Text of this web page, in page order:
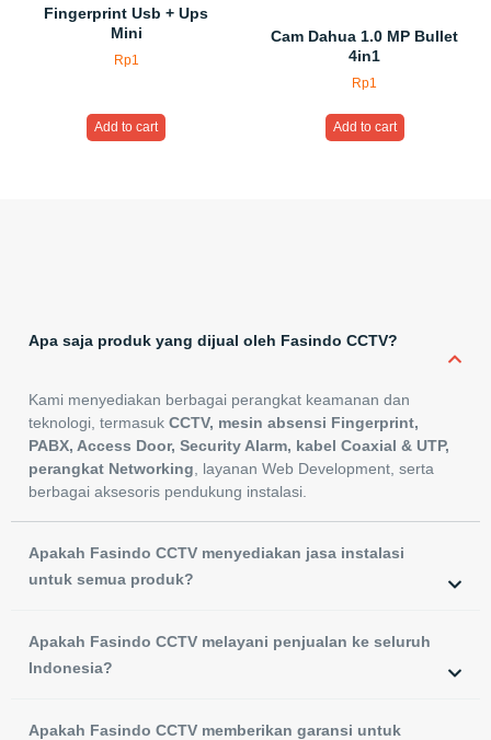
Fingerprint Usb + Ups
Mini
Rp1
Add to cart
Cam Dahua 1.0 MP Bullet
4in1
Rp1
Add to cart
Apa saja produk yang dijual oleh Fasindo CCTV?
Kami menyediakan berbagai perangkat keamanan dan
teknologi, termasuk CCTV, mesin absensi Fingerprint,
PABX, Access Door, Security Alarm, kabel Coaxial & UTP,
perangkat Networking , layanan Web Development, serta
berbagai aksesoris pendukung instalasi.
Apakah Fasindo CCTV menyediakan jasa instalasi
untuk semua produk?
Apakah Fasindo CCTV melayani penjualan ke seluruh
Indonesia?
Apakah Fasindo CCTV memberikan garansi untuk